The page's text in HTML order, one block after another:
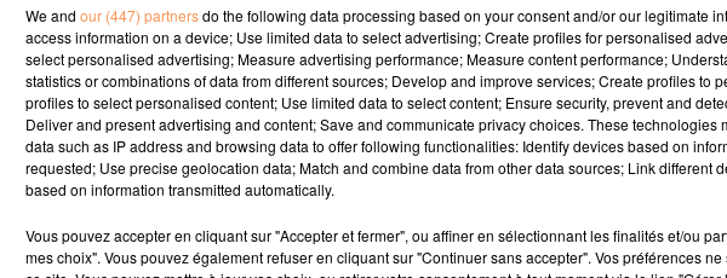
vednredi 15 mai à partir de 18h30 à la mpédiathèque centre-ville
dimanche 17 maiclemenceauenfete.fr
We and our (447) partnersdo the following data processing based on your consent and/or our legitimate
access information on a device; Use limited data to select advertising; Create profiles for personalised
select personalised advertising; Measure advertising performance; Measure content performance;
statistics or combinations of data from different sources; Develop and improve services; Create profiles to
profiles to select personalised content; Use limited data to select content; Ensure security, prevent and
Deliver and present advertising and content; Save and communicate privacy choices. These technologies
data such as IP address and browsing data to offer following functionalities: Identify devices based on
requested; Use precise geolocation data; Match and combine data from other data sources; Link different
based on information transmitted automatically.
Vous pouvez accepter en cliquant sur "Accepter et fermer", ou affiner en sélectionnant les finalités et/ou
mes choix". Vous pouvez également refuser en cliquant sur "Continuer sans accepter". Vos préférences